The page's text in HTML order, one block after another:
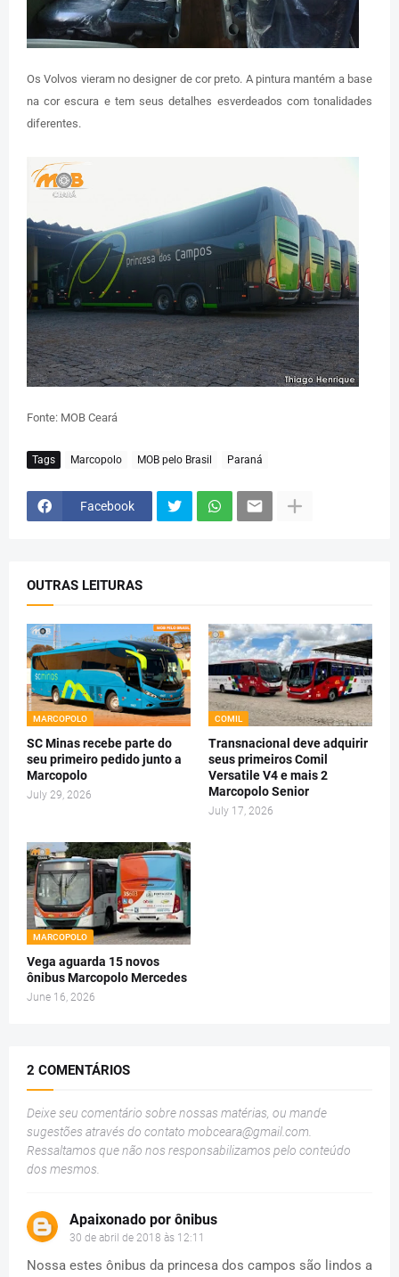
Os Volvos vieram no designer de cor preto. A pintura mantém a base
na cor escura e tem seus detalhes esverdeados com tonalidades
diferentes.
Fonte: MOB Ceará
Tags Marcopolo MOB pelo Brasil Paraná
Facebook
OUTRAS LEITURAS
MARCOPOLO
SC Minas recebe parte do
seu primeiro pedido junto a
Marcopolo
July 29, 2026
COMIL
Transnacional deve adquirir
seus primeiros Comil
Versatile V4 e mais 2
Marcopolo Senior
July 17, 2026
MARCOPOLO
Vega aguarda 15 novos
ônibus Marcopolo Mercedes
June 16, 2026
2 COMENTÁRIOS
Deixe seu comentário sobre nossas matérias, ou mande
sugestões através do contato mobceara@gmail.com
Ressaltamos que não nos responsabilizamos pelo conteúdo
dos mesmos.
Apaixonado por ônibus
30 de abril de 2018 às 12:11
Nossa estes ônibus da princesa dos campos são lindos a